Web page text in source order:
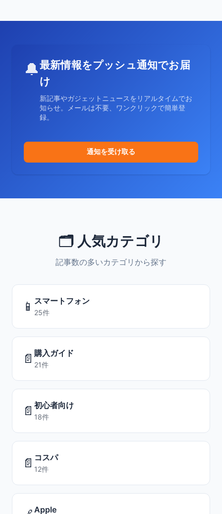
🔔最新情報をプッシュ通知でお届
け
新記事やガジェットニュースをリアルタイムでお
知らせ。メールは不要、ワンクリックで簡単登
録。
通知を受け取る
🗂️ 人気カテゴリ
記事数の多いカテゴリから探す
📱 スマートフォン
25件
📄 購入ガイド
21件
📄 初心者向け
18件
📄 コスパ
12件
Apple